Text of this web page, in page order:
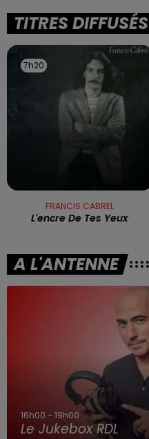
TITRES DIFFUSÉS
7h20
7h20
FRANCIS CABREL
L'encre De Tes Yeux
A L'ANTENNE
16h00 - 19h00
Le Jukebox RDL